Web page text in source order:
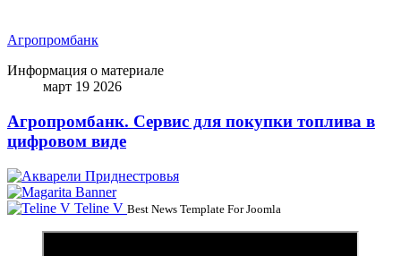
Агропромбанк
Информация о материале
март 19 2026
Агропромбанк. Сервис для покупки топлива в
цифровом виде
Teline V Best News Template For Joomla